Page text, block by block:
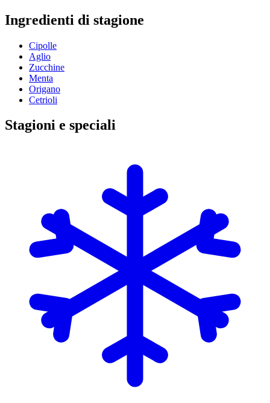
Ingredienti di stagione
Cipolle
Aglio
Zucchine
Menta
Origano
Cetrioli
Stagioni e speciali